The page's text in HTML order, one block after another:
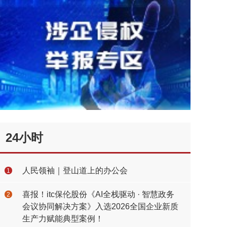
24小时
1 人民领袖｜登山道上的办公会
2
喜报！itc保伦股份《AI全栈驱动 · 智慧政务
会议协同解决方案》入选2026全国企业新质
生产力赋能典型案例！